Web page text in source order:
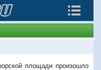
площади произошло